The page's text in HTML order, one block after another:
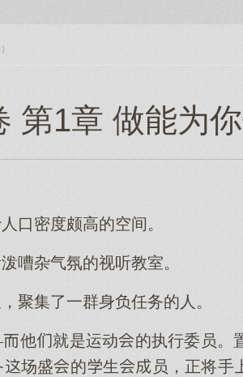
第1章 做能为
密度颇高的空间。
嘈杂气氛的视听教室。
集了一群身负任务的人。
就是运动的执行委员。置
备场盛的生员，正将